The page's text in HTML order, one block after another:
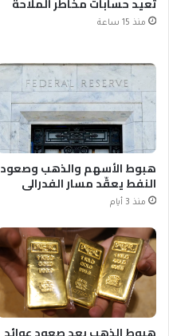
منذ 15 ساعة
هبوط الأسهم والذهب وصعود
النفط يعقّد مسار الفدرالي
منذ 3 أيام